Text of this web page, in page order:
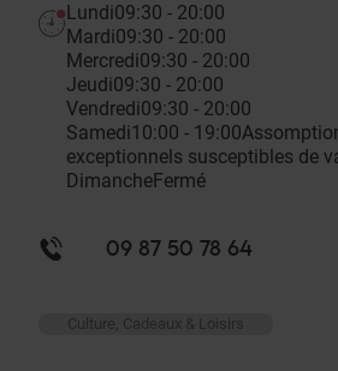
Lundi09:30 - 20:00
Mardi09:30 - 20:00
Mercredi09:30 - 20:00
Jeudi09:30 - 20:00
Vendredi09:30 - 20:00
Samedi10:00 - 19:00
exceptionnels susceptibles de
DimancheFermé
09 87 50 78 64
Culture, Cadeaux & Loisirs